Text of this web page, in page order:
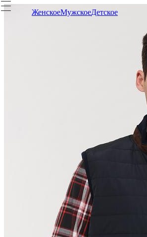
ЖенскоеМужскоеДетское